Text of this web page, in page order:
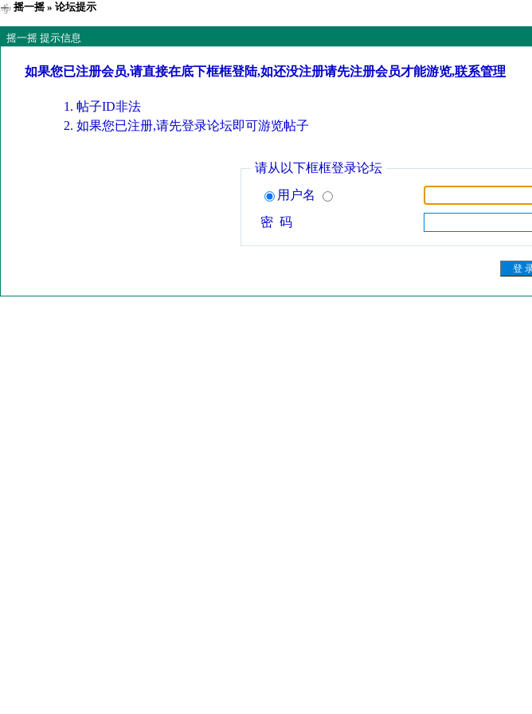
摇一摇» 论坛提示
摇一摇 提示信息
如果您已注册会员,请直接在底下框框登陆,如还没注册请先注册会员才能游览,联系管理
帖子ID非法
如果您已注册,请先登录论坛即可游览帖子
请从以下框框登录论坛
用户名
密 码